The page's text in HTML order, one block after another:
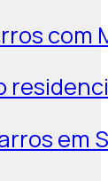
com
em